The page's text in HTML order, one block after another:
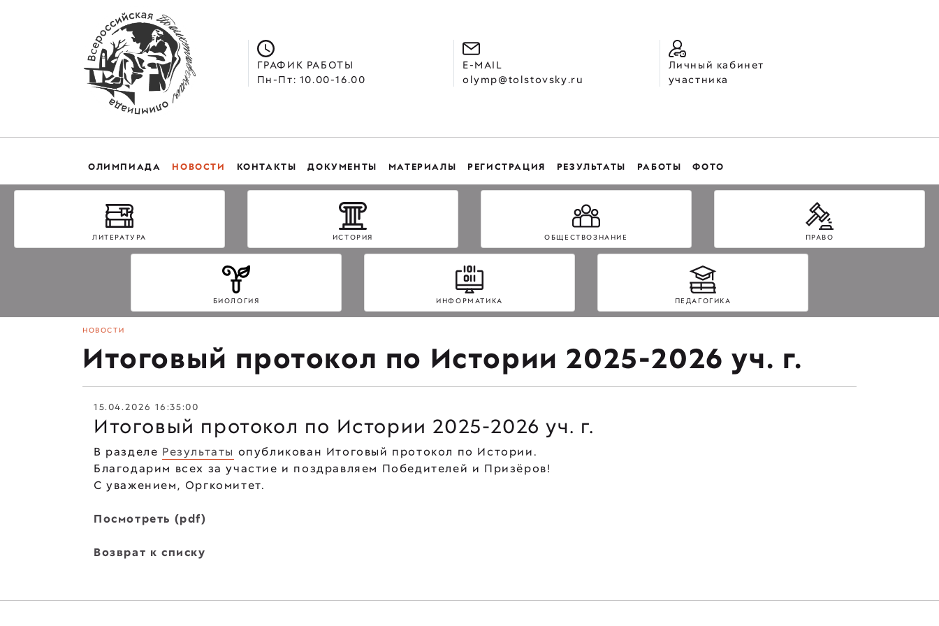
ГРАФИК РАБОТЫ
Пн-Пт: 10.00-16.00
E-MAIL
olymp@tolstovsky.ru
Личный кабинет
участника
ОЛИМПИАДА НОВОСТИ КОНТАКТЫ ДОКУМЕНТЫ МАТЕРИАЛЫ РЕГИСТРАЦИЯ РЕЗУЛЬТАТЫ РАБОТЫ ФОТО
ЛИТЕРАТУРА ИСТОРИЯ ОБЩЕСТВОЗНАНИЕ ПРАВО
БИОЛОГИЯ ИНФОРМАТИКА ПЕДАГОГИКА
НОВОСТИ
Итоговый протокол по Истории 2025-2026 уч. г.
15.04.2026 16:35:00
Итоговый протокол по Истории 2025-2026 уч. г.
В разделе Результаты опубликован Итоговый протокол по Истории.
Благодарим всех за участие и поздравляем Победителей и Призёров!
С уважением, Оргкомитет.
Посмотреть (pdf)
Возврат к списку